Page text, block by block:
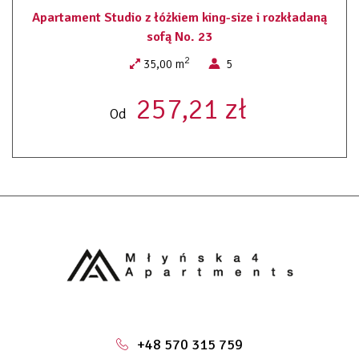
Apartament Studio z łóżkiem king-size i rozkładaną
sofą No. 23
35,00 m2 5
Od 257,21 zł
+48 570 315 759